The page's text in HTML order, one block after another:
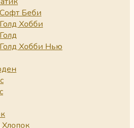
Беби
Хобби
Хобби Нью